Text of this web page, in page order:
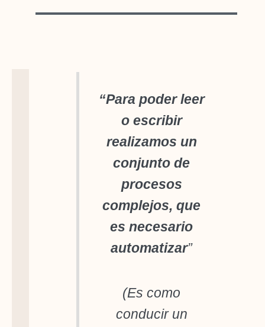
“Para poder leer
o escribir
realizamos un
conjunto de
procesos
complejos, que
es necesario
automatizar”
(Es como
conducir un